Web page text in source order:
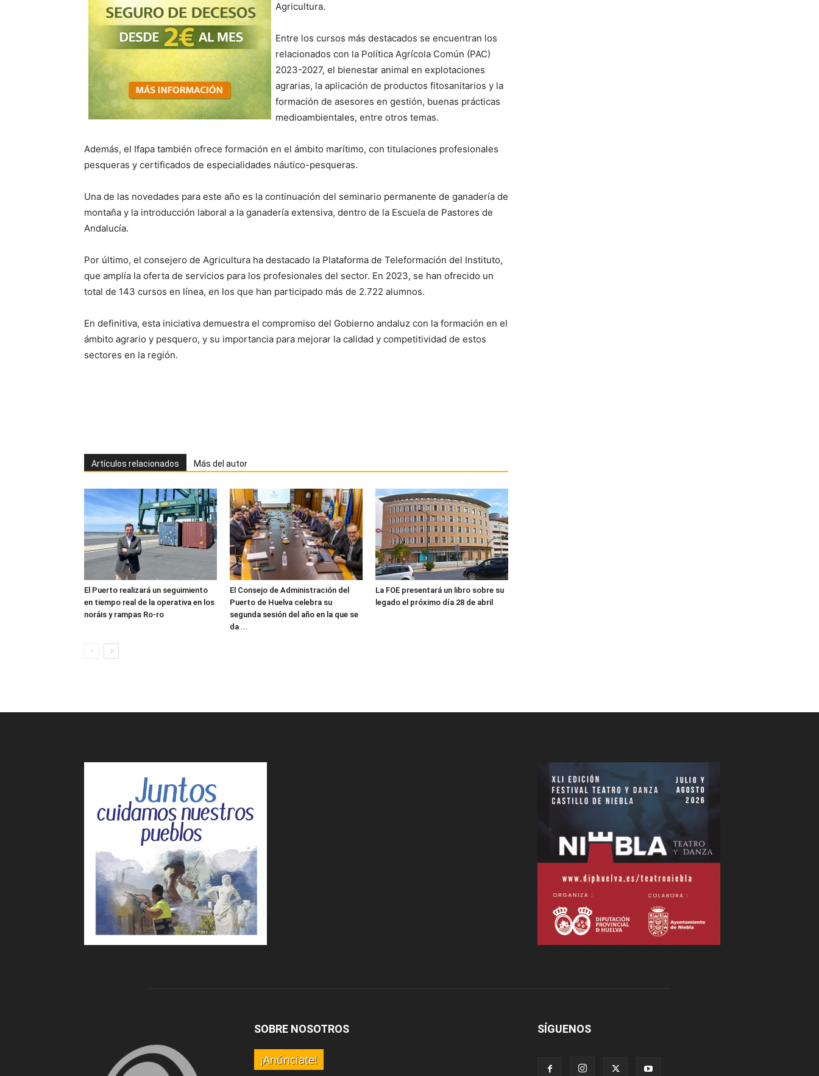
Agricultura.
Entre los cursos más destacados se encuentran los
relacionados con la Política Agrícola Común (PAC)
2023-2027, el bienestar animal en explotaciones
agrarias, la aplicación de productos fitosanitarios y la
formación de asesores en gestión, buenas prácticas
medioambientales, entre otros temas.
Además, el Ifapa también ofrece formación en el ámbito marítimo, con titulaciones profesionales
pesqueras y certificados de especialidades náutico-pesqueras.
Una de las novedades para este año es la continuación del seminario permanente de ganadería de
montaña y la introducción laboral a la ganadería extensiva, dentro de la Escuela de Pastores de
Andalucía.
Por último, el consejero de Agricultura ha destacado la Plataforma de Teleformación del Instituto,
que amplía la oferta de servicios para los profesionales del sector. En 2023, se han ofrecido un
total de 143 cursos en línea, en los que han participado más de 2.722 alumnos.
En definitiva, esta iniciativa demuestra el compromiso del Gobierno andaluz con la formación en el
ámbito agrario y pesquero, y su importancia para mejorar la calidad y competitividad de estos
sectores en la región.
Artículos relacionados Más del autor
El Puerto realizará un seguimiento
en tiempo real de la operativa en los
noráis y rampas Ro-ro
El Consejo de Administración del
Puerto de Huelva celebra su
segunda sesión del año en la que se
da ...
La FOE presentará un libro sobre su
legado el próximo día 28 de abril
SOBRE NOSOTROS
¡Anúnciate!
SÍGUENOS